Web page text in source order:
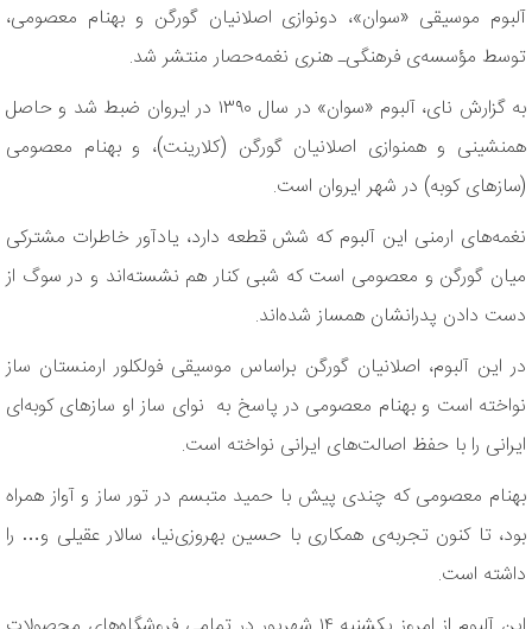
آلبوم موسیقی «سوان»، دونوازی اصلانیان گورگن و بهنام معصومی،
توسط مؤسسه‌ی فرهنگی‌ـ هنری نغمه‌حصار منتشر شد.
به گزارش نای، آلبوم «سوان» در سال ۱۳۹۰ در ایروان ضبط شد و حاصل
همنشینی و همنوازی اصلانیان گورگن (کلارینت)، و بهنام معصومی
(سازهای کوبه‌) در شهر ایروان است.
نغمه‌های ارمنی این آلبوم که شش قطعه دارد، یادآور خاطرات مشترکی
میان گورگن و معصومی است که شبی کنار هم نشسته‌اند و در سوگ از
دست دادن پدرانشان همساز شده‌اند.
در این آلبوم، اصلانیان گورگن براساس موسیقی فولکلور ارمنستان ساز
نواخته است و بهنام معصومی در پاسخ به نوای ساز او سازهای کوبه‌ای
ایرانی را با حفظ اصالت‌های ایرانی نواخته است.
بهنام معصومی که چندی پیش با حمید متبسم در تور ساز و آواز همراه
بود، تا کنون تجربه‌ی همکاری با حسین بهروزی‌نیا، سالار عقیلی و… را
داشته است.